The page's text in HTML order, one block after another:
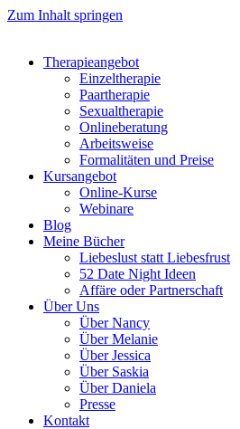
Zum Inhalt springen
Therapieangebot
Einzeltherapie
Paartherapie
Sexualtherapie
Onlineberatung
Arbeitsweise
Formalitäten und Preise
Kursangebot
Online-Kurse
Webinare
Blog
Meine Bücher
Liebeslust statt Liebesfrust
52 Date Night Ideen
Affäre oder Partnerschaft
Über Uns
Über Nancy
Über Melanie
Über Jessica
Über Saskia
Über Daniela
Presse
Kontakt